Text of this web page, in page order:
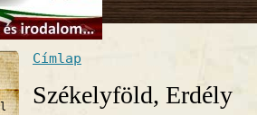
Jelenlegi hely
Címlap
Székelyföld, Erdély